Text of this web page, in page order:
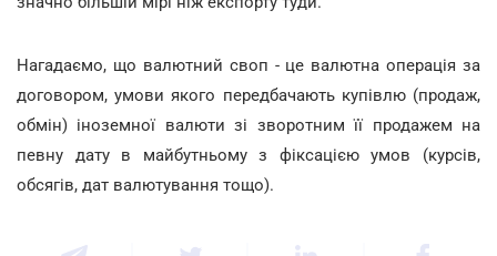
Нагадаємо, що валютний своп - це валютна операція за
договором, умови якого передбачають купівлю (продаж,
обмін) іноземної валюти зі зворотним її продажем на
певну дату в майбутньому з фіксацією умов (курсів,
обсягів, дат валютування тощо).